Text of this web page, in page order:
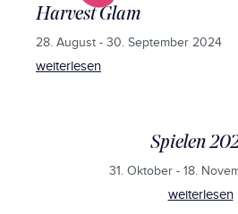
Harvest Glam
28. August - 30. September 2024
weiterlesen
Spielen
31. Oktober - 18.
weiterlesen